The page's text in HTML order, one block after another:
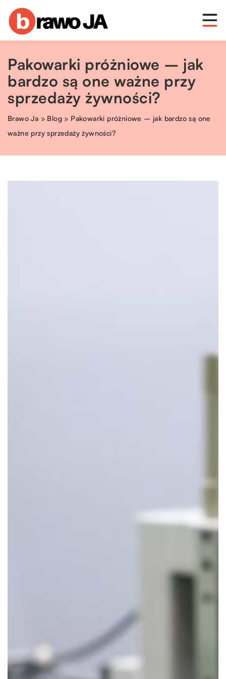
Pakowarki próżniowe – jak
bardzo są one ważne przy
sprzedaży żywności?
Brawo Ja » Blog » Pakowarki próżniowe – jak bardzo są one
ważne przy sprzedaży żywności?